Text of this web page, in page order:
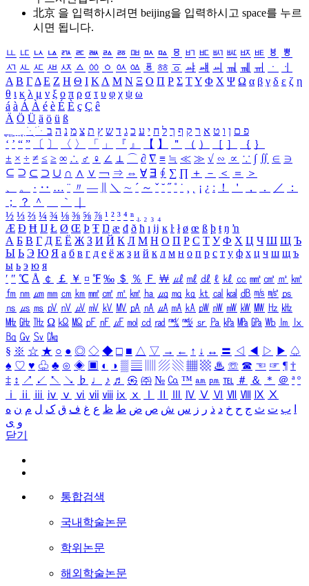
北京 을 입력하시려면 beijing을 입력하시고 space를 누르
시면 됩니다.
ㅥ ㅦ ㅧ ㅨ ㅩ ㅪ ㅫ ㅬ ㅭ ㅮ ㅯ ㅰ ㅱ ㅲ ㅳ ㅴ ㅵ ㅶ ㅷ ㅸ
ㅹ
ㅺ ㅻ ㅼ ㅽ ㅾ ㅿ ㆀ ㆁ ㆂ ㆃ ㆄ ㆅ ㆆ ㆇ ㆈ ㆉ ㆊ ㆋ ㆌ ㆍ
ㆎ
Α Β ΓΔ Ε Ζ Η Θ Ι ΚΛ Μ Ν Ξ Ο Π Ρ Σ ΤΥ Φ Χ Ψ Ω α β γ δ ε ζ η
θ ι κ λ μ ν ξ ο π ρ σ τ υ φ χ ψ ω
á à Á À é è É È ç Ç ê
Ä Ö Ü ä ö ü ß
ִֶֹ ֻּ ׁׂ פ ם ן ו ט א ר ק ף ך ל ח י ע כ ג ד ש ץ ת צ מ נ ה ב
‘ ’ “ ” 〔 〕 〈 〉 「 」 『 』 【 】 ＂ （ ） ［ ］ ｛ ｝
± × ÷ ≠ ≤ ≥ ∞ ∴ ♂ ♀ ∠ ⊥ ⌒ ∂ ∇ ≡ ≒ ≪ ≫ √ ∽ ∝ ∵ ∫ ∬ ∈ ∋
⊆ ⊇ ⊂ ⊃ ∪ ∩ ∧ ∨ ￢ ⇒ ⇔ ∀ ∃ ∮ ∑ ∏ ＋ － ＜ ＝
＞
、
。 · ‥ … ¨ 〃 ― ＼ ∼ ´ ～ ˇ ˘ ˝ ˚ ˙ ¸ ¡ ¿ ː ！ ＇ ， ． ／
：
；
？ ＾ ｀
½ ⅓ ⅔ ¼ ¾ ⅛ ⅜ ⅝ ⅞ ¹ ² ³ ⁴ ⁿ ₁ ₂ ₃ ₄
Æ Ð Ħ Ĳ Ł Ø Œ Þ Ŧ Ŋ æ đ ð ħ ı ĳ ĸ ŀ ł ø œ ß þ ŧ ŋ ŉ
А Б В Г Д Е Ё Ж З И Й К Л М Н О П Р С Т У Ф Х Ц Ч Ш Щ Ъ
Ы Ь Э Ю Я а б в г д е ё ж з и й к л м н о п р с т у ф х ц ч ш щ ъ
ы ь э ю я
′ ″ ℃ Å ￠ ￡ ￥ ¤ ℉ ‰ ＄ ％ Ｆ ￦ ㎕ ㎖ ㎗ ℓ ㎘ ㏄ ㎣ ㎤ ㎥ ㎦
㎙ ㎚ ㎛ ㎜ ㎝ ㎞ ㎟ ㎠ ㎡ ㎢ ㏊ ㎍ ㎎ ㎏ ㏏ ㎈ ㎉ ㏈ ㎧ ㎨ ㎰
㎱ ㎲ ㎳ ㎴ ㎵ ㎶ ㎷ ㎸ ㎹ ㎀ ㎁ ㎂ ㎃ ㎄ ㎺ ㎻ ㎽ ㎾ ㎿ ㎐ ㎑
㎒ ㎓ ㎔ Ω ㏀ ㏁ ㎊ ㎋ ㎌ ㏖ ㏅ ㎭ ㎮ ㎯ ㏛ ㎩ ㎪ ㎫ ㎬ ㏝ ㏐
㏓
㏃ ㏉ ㏜ ㏆
§ ※ ☆ ★ ○ ● ◎ ◇ ◆ □ ■ △ ▽ → ← ↑ ↓ ↔ 〓 ◁ ◀ ▷ ▶ ♤
♠ ♡ ♥ ♧ ♣ ⊙ ◈ ▣ ◐ ◑ ▒ ▤ ▨ ▧ ▦ ▩ ♨ ☏ ☎ ☜ ☞ ¶ †
‡ ↕ ↗ ↙ ↖ ↘ ♭ ♩ ♪ ♬ ㉿ ㈜ № ㏇ ™ ㏂ ㏘ ℡ ＃ ＆ ＊ ＠ ª º
ⅰ
ⅱ ⅲ ⅳ ⅴ ⅵ ⅶ ⅷ ⅸ ⅹ Ⅳ Ⅴ Ⅵ Ⅶ Ⅷ Ⅸ Ⅹ
ب ت ث ج ح خ د ذ ر ز س ش ص ض ط ظ ع غ ف ق ک ل م ن ه
و ی
닫기
통합검색
국내학술논문
학위논문
해외학술논문